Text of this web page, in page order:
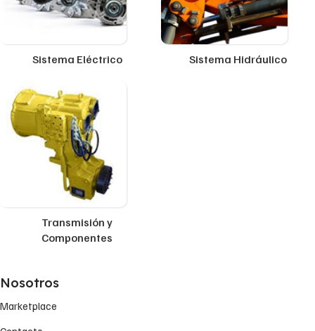
Sistema Eléctrico Sistema Hidráulico
Transmisión y
Componentes
Nosotros
Marketplace